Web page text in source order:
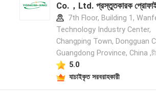
Co.，Ltd. প্রস্তুতকারক
7th Floor, Building 1,
Technology Industry Center,
Changping Town, Dongguan
Guangdong Province, China
5.0
যাচাইকৃত সরবরাহকারী